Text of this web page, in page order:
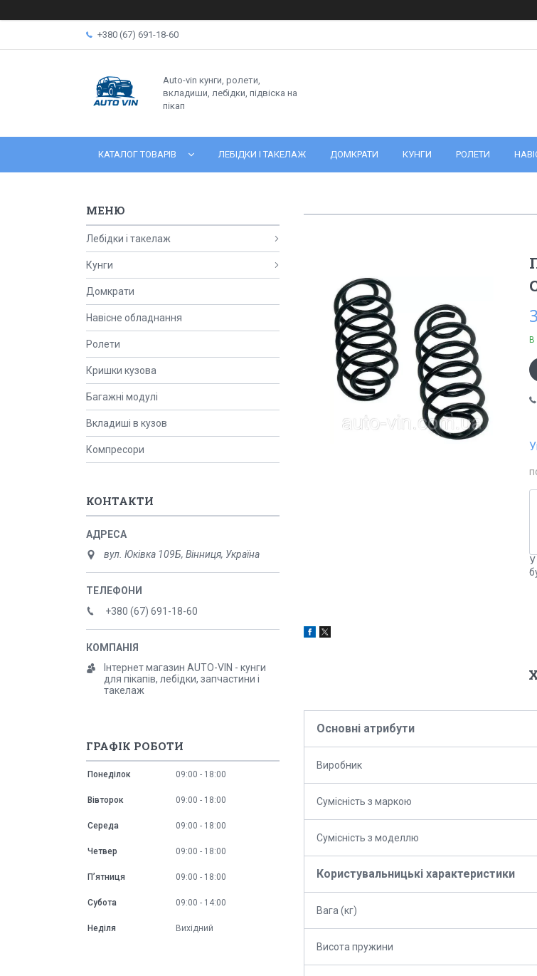
+380 (67) 691-18-60
Auto-vin кунги, ролети,
вкладиши, лебідки, підвіска на
пікап
КАТАЛОГ ТОВАРІВ ЛЕБІДКИ І ТАКЕЛАЖ ДОМКРАТИ КУНГИ РОЛЕТИ
В
У
Основні атрибути
Виробник
Сумісність з маркою
Сумісність з моделлю
Користувальницькі характеристики
Вага (кг)
Висота пружини
Лебідки і такелаж
Кунги
Домкрати
Навісне обладнання
Ролети
Кришки кузова
Багажні модулі
Вкладиші в кузов
Компресори
КОНТАКТИ
вул. Юківка 109Б, Вінниця, Україна
+380 (67) 691-18-60
Інтернет магазин AUTO-VIN - кунги
для пікапів, лебідки, запчастини і
такелаж
ГРАФІК РОБОТИ
Понеділок 09:00 18:00
Вівторок 09:00 18:00
Середа 09:00 18:00
Четвер 09:00 18:00
Пʼятниця 09:00 18:00
Субота 09:00 14:00
Неділя Вихідний